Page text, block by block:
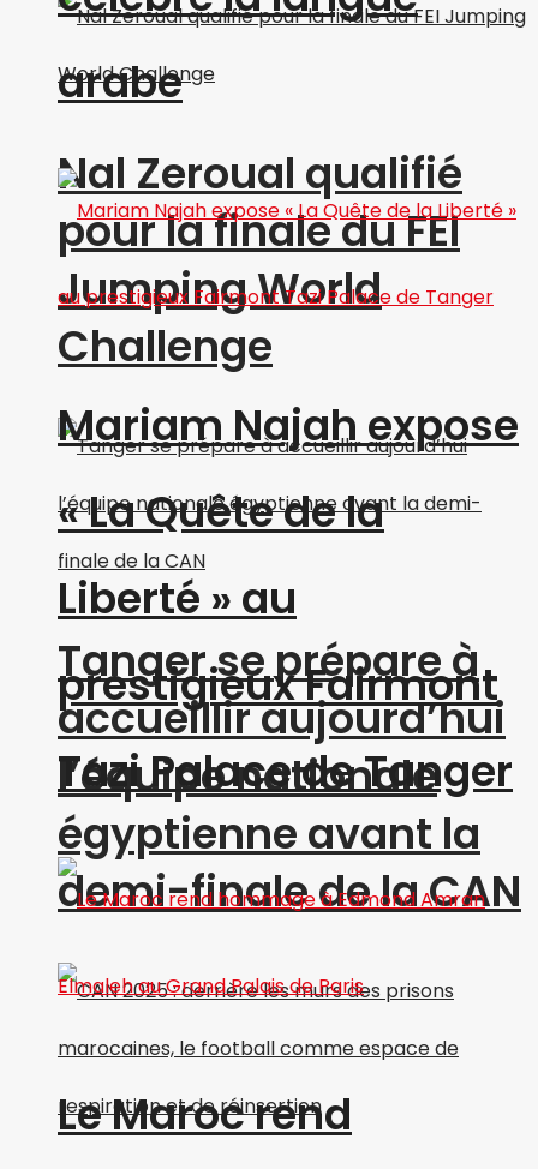
Nal Zeroual qualifié
pour la finale du FEI
Jumping World
Challenge
Tanger se prépare à
accueillir aujourd’hui
l’équipe nationale
égyptienne avant la
demi-finale de la CAN
arabe
Mariam Najah expose
« La Quête de la
Liberté » au
prestigieux Fairmont
Tazi Palace de Tanger
Le Maroc rend